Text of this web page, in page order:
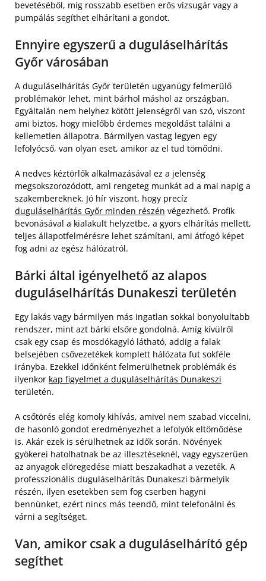
bevetéséből, míg rosszabb esetben erős vízsugár vagy a
pumpálás segíthet elhárítani a gondot.
Ennyire egyszerű a duguláselhárítás
Győr városában
A duguláselhárítás Győr területén ugyanúgy felmerülő
problémakör lehet, mint bárhol máshol az országban.
Egyáltalán nem helyhez kötött jelenségről van szó, viszont
ami biztos, hogy mielőbb érdemes megoldást találni a
kellemetlen állapotra. Bármilyen vastag legyen egy
lefolyócső, van olyan eset, amikor az el tud tömődni.
A nedves kéztörlők alkalmazásával ez a jelenség
megsokszorozódott, ami rengeteg munkát ad a mai napig a
szakembereknek. Jó hír viszont, hogy precíz
duguláselhárítás Győr minden részén végezhető. Profik
bevonásával a kialakult helyzetbe, a gyors elhárítás mellett,
teljes állapotfelmérésre lehet számítani, ami átfogó képet
fog adni az egész hálózatról.
Bárki által igényelhető az alapos
duguláselhárítás Dunakeszi területén
Egy lakás vagy bármilyen más ingatlan sokkal bonyolultabb
rendszer, mint azt bárki elsőre gondolná. Amíg kívülről
csak egy csap és mosdókagyló látható, addig a falak
belsejében csővezetékek komplett hálózata fut sokféle
irányba. Ezekkel időnként felmerülhetnek problémák és
ilyenkor kap figyelmet a duguláselhárítás Dunakeszi
területén.
A csőtörés elég komoly kihívás, amivel nem szabad viccelni,
de hasonló gondot eredményezhet a lefolyók eltömődése
is. Akár ezek is sérülhetnek az idők során. Növények
gyökerei hatolhatnak be az illesztéseknél, vagy egyszerűen
az anyagok elöregedése miatt beszakadhat a vezeték. A
professzionális duguláselhárítás Dunakeszi bármelyik
részén, ilyen esetekben sem fog cserben hagyni
bennünket, ezért nincs más teendő, mint telefonálni és
várni a segítséget.
Van, amikor csak a duguláselhárító gép
segíthet